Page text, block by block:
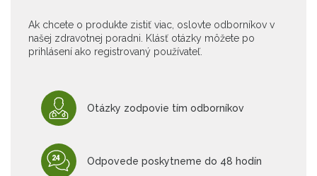
Ak chcete o produkte zistiť viac, oslovte odborníkov v
našej zdravotnej poradni. Klásť otázky môžete po
prihlásení ako registrovaný používateľ.
Otázky zodpovie tím odborníkov
Odpovede poskytneme do 48 hodín